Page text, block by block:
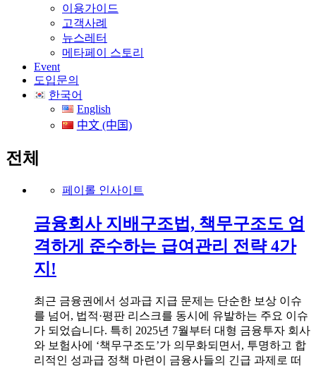
이용가이드
고객사례
뉴스레터
메타페이 스토리
Event
도입문의
한국어
English
中文 (中国)
전체
페이롤 인사이트
금융회사 지배구조법, 책무구조도 엄
격하게 준수하는 급여관리 전략 4가
지!
최근 금융권에서 성과급 지급 문제는 단순한 보상 이슈
를 넘어, 법적·평판 리스크를 동시에 유발하는 주요 이슈
가 되었습니다. 특히 2025년 7월부터 대형 금융투자 회사
와 보험사에 ‘책무구조도’가 의무화되면서, 투명하고 합
리적인 성과급 정책 마련이 금융사들의 긴급 과제로 떠